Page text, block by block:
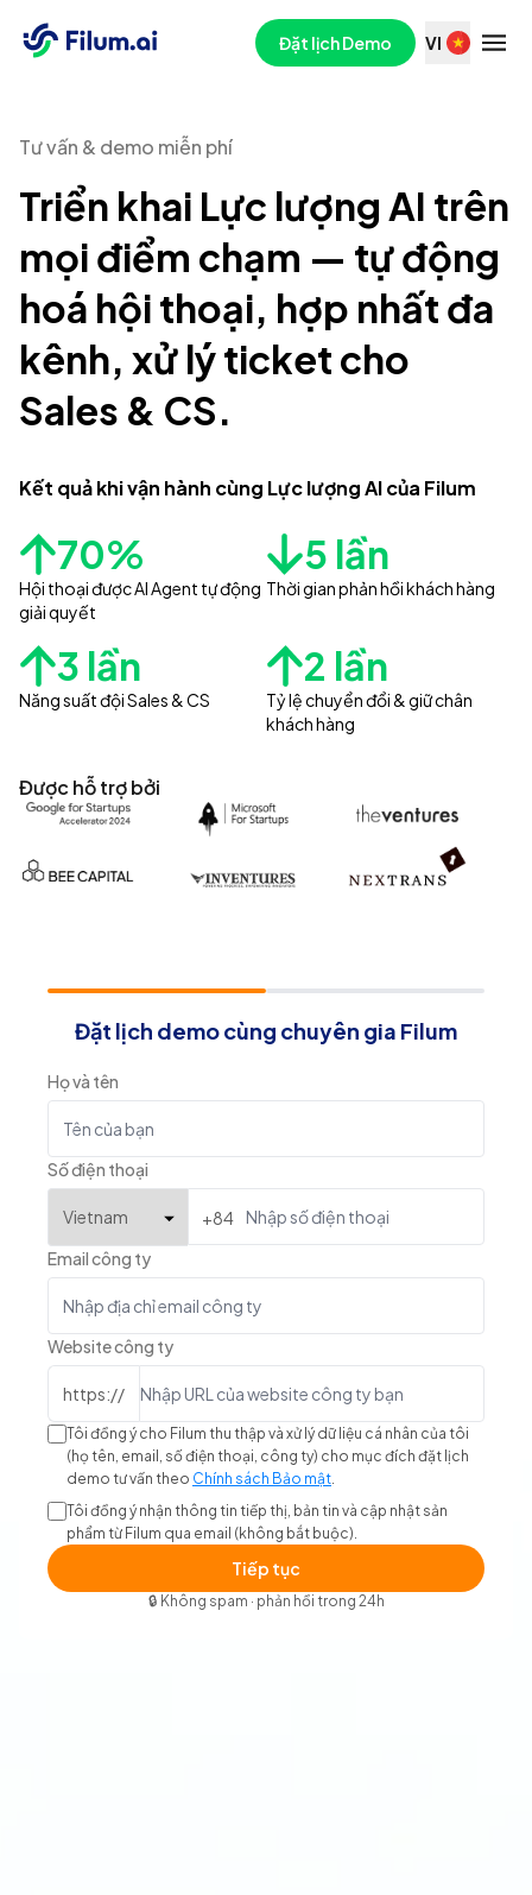
Đặt lịch Demo VI
Tư vấn & demo miễn phí
Triển khai Lực lượng AI trên
mọi điểm chạm — tự động
hoá hội thoại, hợp nhất đa
kênh, xử lý ticket cho
Sales & CS.
Kết quả khi vận hành cùng Lực lượng AI của Filum
70%
Hội thoại được AI Agent tự động
giải quyết
5 lần
Thời gian phản hồi khách hàng
3 lần
Năng suất đội Sales & CS
2 lần
Tỷ lệ chuyển đổi & giữ chân
khách hàng
Được hỗ trợ bởi
Đặt lịch demo cùng chuyên gia Filum
Họ và tên
Số điện thoại
+84
Email công ty
Website công ty
https://
Tôi đồng ý cho Filum thu thập và xử lý dữ liệu cá nhân của tôi
(họ tên, email, số điện thoại, công ty) cho mục đích đặt lịch
demo tư vấn theo Chính sách Bảo mật.
Tôi đồng ý nhận thông tin tiếp thị, bản tin và cập nhật sản
phẩm từ Filum qua email (không bắt buộc).
Tiếp tục
🔒 Không spam · phản hồi trong 24h